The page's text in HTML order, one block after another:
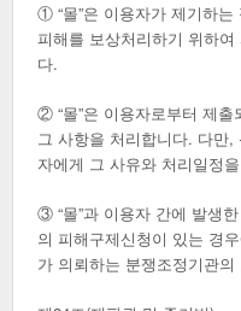
① “몰”은 이용자가 제기하
피해를 보상처리하기 위하여
다.
② “몰”은 이용자로부터 제
그 사항을 처리합니다. 다만
자에게 그 사유와 처리일정
③ “몰”과 이용자 간에 발생
의 피해구제신청이 있는 경
가 의뢰하는 분쟁조정기관